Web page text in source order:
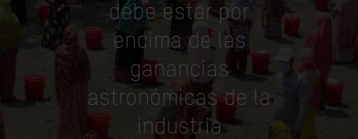
debe estar por
encima de las
ganancias
astronómicas de la
industria